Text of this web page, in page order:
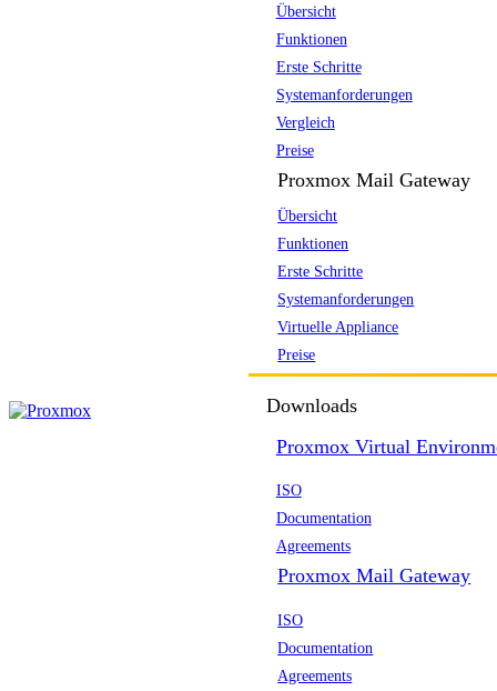
Übersicht
Funktionen
Erste Schritte
Systemanforderungen
Vergleich
Preise
Proxmox Mail Gateway
Übersicht
Funktionen
Erste Schritte
Systemanforderungen
Virtuelle Appliance
Preise
Downloads
Proxmox Virtual
ISO
Documentation
Agreements
Proxmox Mail Gateway
ISO
Documentation
Agreements